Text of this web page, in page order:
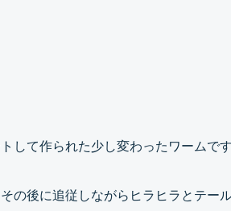
して作られた少し変わったワームです
の後に追従しながらヒラヒラとテー